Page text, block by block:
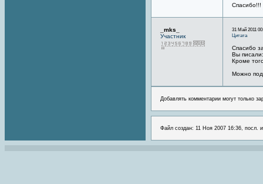
Спасибо!!!
_mks_
Участник
31 Май 2011
Цитата
Спасибо
Вы писали:
Кроме
Можно
Добавлять комментарии могут только
Файл создан: 11 Ноя 2007 16:36, посл.